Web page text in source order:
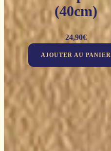
(40cm)
24,90€
AJOUTER AU PANIER